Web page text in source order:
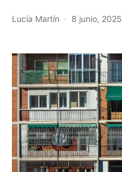
Lucía Martín 8 junio, 2025